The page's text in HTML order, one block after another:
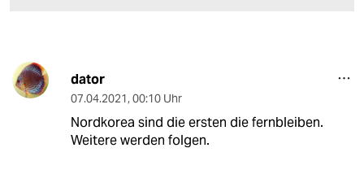
dator
07.04.2021, 00:10 Uhr
Nordkorea sind die ersten die fernbleiben.
Weitere werden folgen.